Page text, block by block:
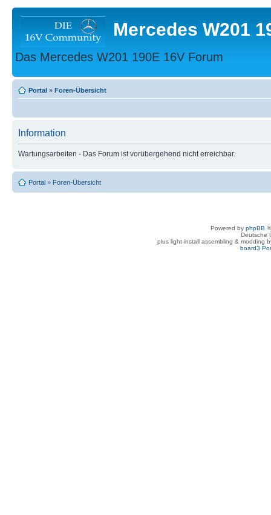
Mercedes W201
Das Mercedes W201 190E 16V Forum
Portal » Foren-Übersicht
Information
Wartungsarbeiten - Das Forum ist vorübergehend nicht erreichbar.
Portal » Foren-Übersicht
Powered by phpBB
Deutsche
plus light-install assembling & modding
board3